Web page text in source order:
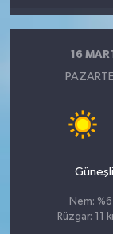
16
Güneşli
Nem:
Rüzgar: 11